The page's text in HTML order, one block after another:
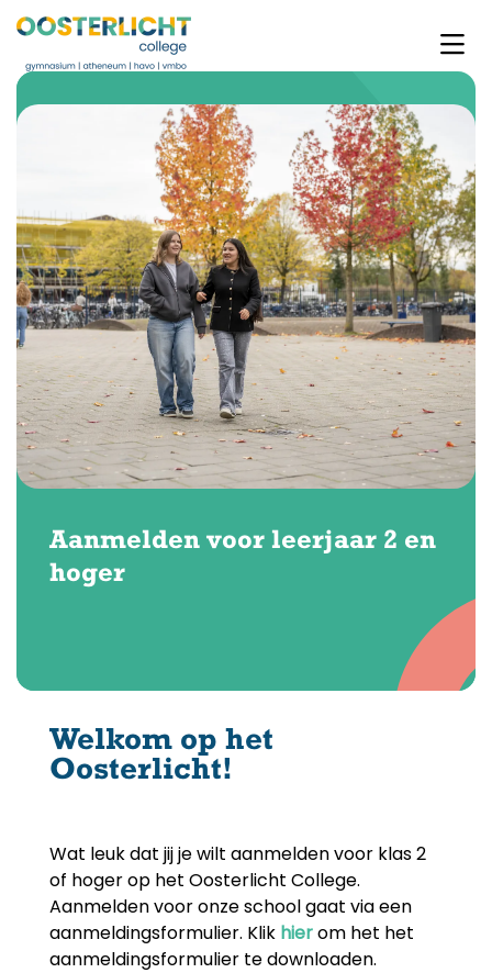
Aanmelden voor leerjaar 2 en
hoger
Welkom op het
Oosterlicht!
Wat leuk dat jij je wilt aanmelden voor klas 2
of hoger op het Oosterlicht College.
Aanmelden voor onze school gaat via een
aanmeldingsformulier. Klik hierom het het
aanmeldingsformulier te downloaden.